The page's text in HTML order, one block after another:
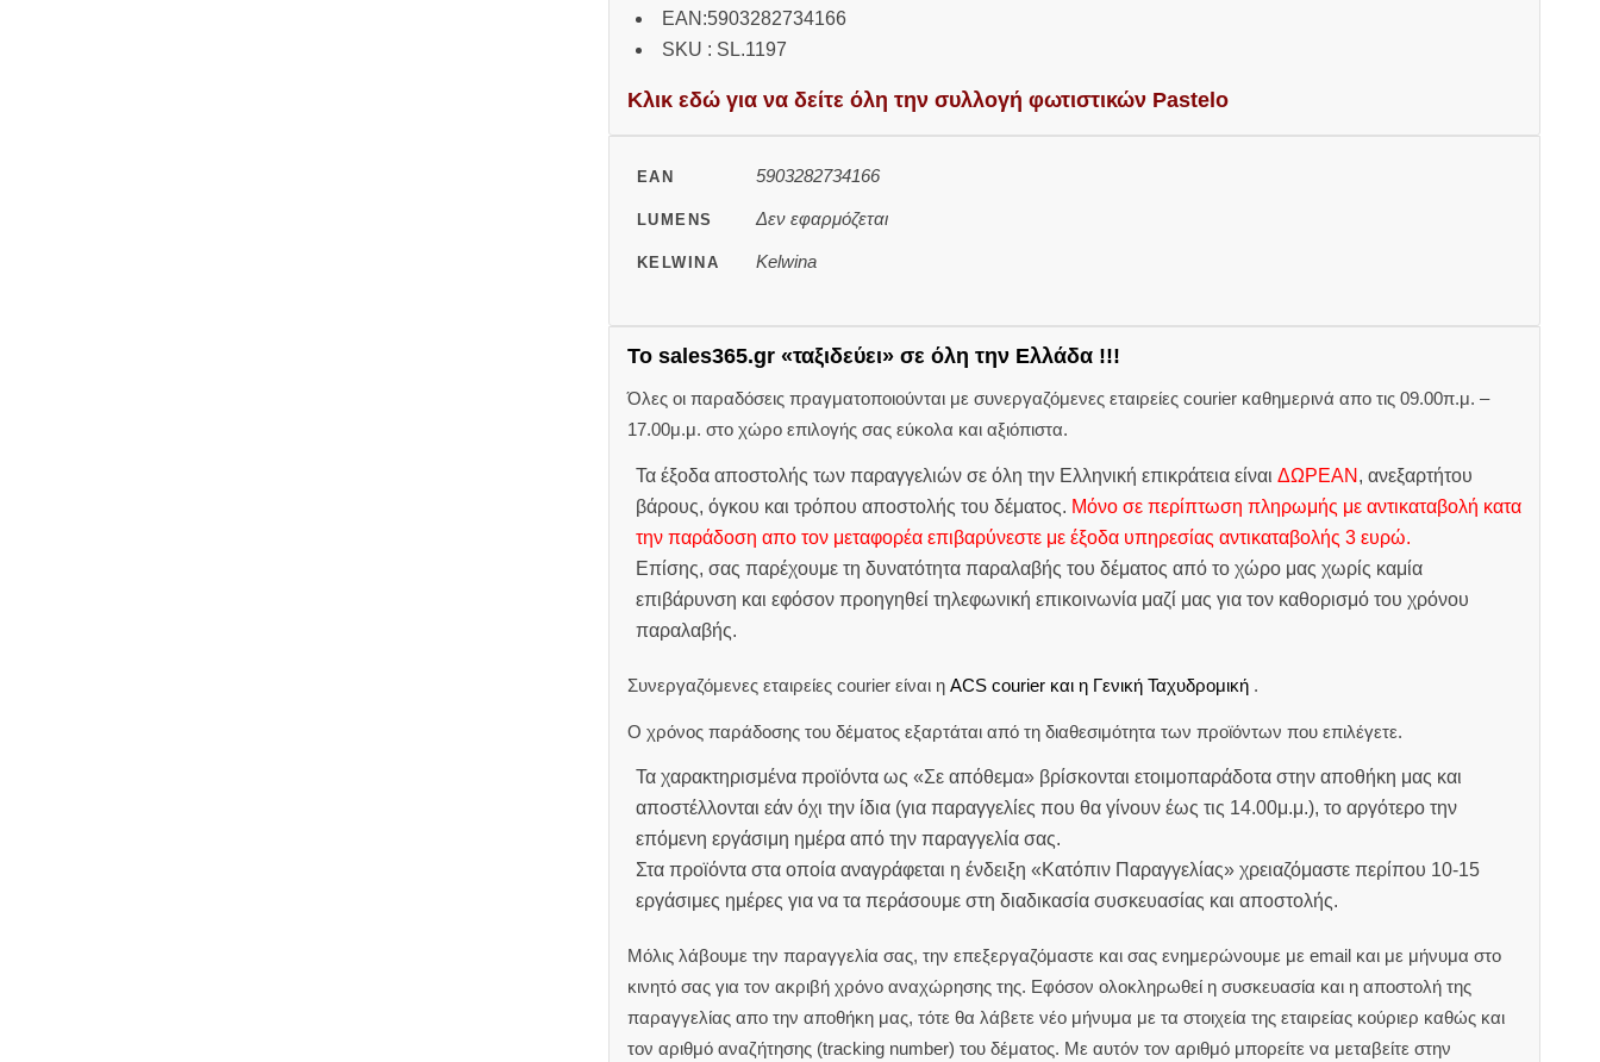
EAN:5903282734166
SKU : SL.1197
Κλικ εδώ για να δείτε όλη την συλλογή φωτιστικών Pastelo
EAN 5903282734166
LUMENS Δεν εφαρμόζεται
KELWINA Kelwina
Το sales365.gr «ταξιδεύει» σε όλη την Ελλάδα !!!
Όλες οι παραδόσεις πραγματοποιούνται με συνεργαζόμενες εταιρείες courier καθημερινά απο τις 09.00π.μ. –
17.00μ.μ. στο χώρο επιλογής σας εύκολα και αξιόπιστα.
Τα έξοδα αποστολής των παραγγελιών σε όλη την Ελληνική επικράτεια είναι ΔΩΡΕΑΝ , ανεξαρτήτου
βάρους, όγκου και τρόπου αποστολής του δέματος. Μόνο σε περίπτωση πληρωμής με αντικαταβολή κατα
την παράδοση απο τον μεταφορέα επιβαρύνεστε με έξοδα υπηρεσίας αντικαταβολής 3 ευρώ.
Επίσης, σας παρέχουμε τη δυνατότητα παραλαβής του δέματος από το χώρο μας χωρίς καμία
επιβάρυνση και εφόσον προηγηθεί τηλεφωνική επικοινωνία μαζί μας για τον καθορισμό του χρόνου
παραλαβής.
Συνεργαζόμενες εταιρείες courier είναι η ACS courier και η Γενική Ταχυδρομική.
Ο χρόνος παράδοσης του δέματος εξαρτάται από τη διαθεσιμότητα των προϊόντων που επιλέγετε.
Τα χαρακτηρισμένα προϊόντα ως «Σε απόθεμα» βρίσκονται ετοιμοπαράδοτα στην αποθήκη μας και
αποστέλλονται εάν όχι την ίδια (για παραγγελίες που θα γίνουν έως τις 14.00μ.μ.), το αργότερο την
επόμενη εργάσιμη ημέρα από την παραγγελία σας.
Στα προϊόντα στα οποία αναγράφεται η ένδειξη «Κατόπιν Παραγγελίας» χρειαζόμαστε περίπου 10-15
εργάσιμες ημέρες για να τα περάσουμε στη διαδικασία συσκευασίας και αποστολής.
Μόλις λάβουμε την παραγγελία σας, την επεξεργαζόμαστε και σας ενημερώνουμε με email και με μήνυμα στο
κινητό σας για τον ακριβή χρόνο αναχώρησης της. Εφόσον ολοκληρωθεί η συσκευασία και η αποστολή της
παραγγελίας απο την αποθήκη μας, τότε θα λάβετε νέο μήνυμα με τα στοιχεία της εταιρείας κούριερ καθώς και
τον αριθμό αναζήτησης (tracking number) του δέματος. Με αυτόν τον αριθμό μπορείτε να μεταβείτε στην